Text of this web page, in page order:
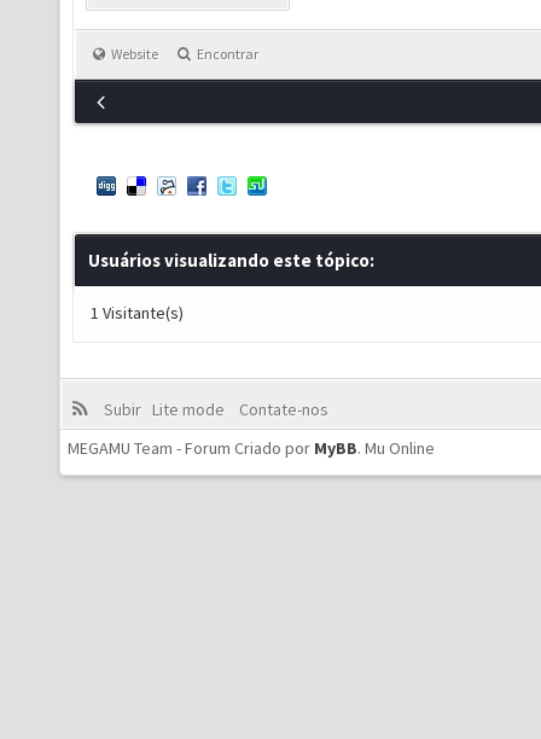
Website Encontrar
Usuários visualizando este tópico:
1 Visitante(s)
Subir Lite mode
Contate-nos
MEGAMU Team - Forum Criado por MyBB. Mu Online